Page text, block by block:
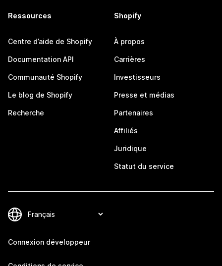
Ressources
Centre d’aide de Shopify
Documentation API
Communauté Shopify
Le blog de Shopify
Recherche
Shopify
À propos
Carrières
Investisseurs
Presse et médias
Partenaires
Affiliés
Juridique
Statut du service
Connexion développeur